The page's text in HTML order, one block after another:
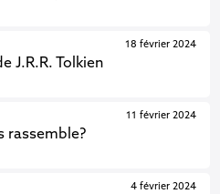
J.R.R. Tolkien
18 février 2024
rassemble?
11 février 2024
4 février 2024